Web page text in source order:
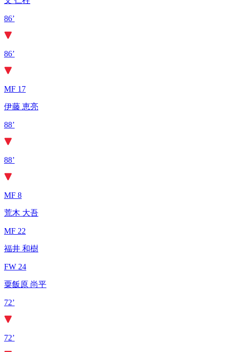
86’
86’
MF 17
伊藤 恵亮
88’
88’
MF 8
荒木 大吾
MF 22
福井 和樹
FW 24
粟飯原 尚平
72’
72’